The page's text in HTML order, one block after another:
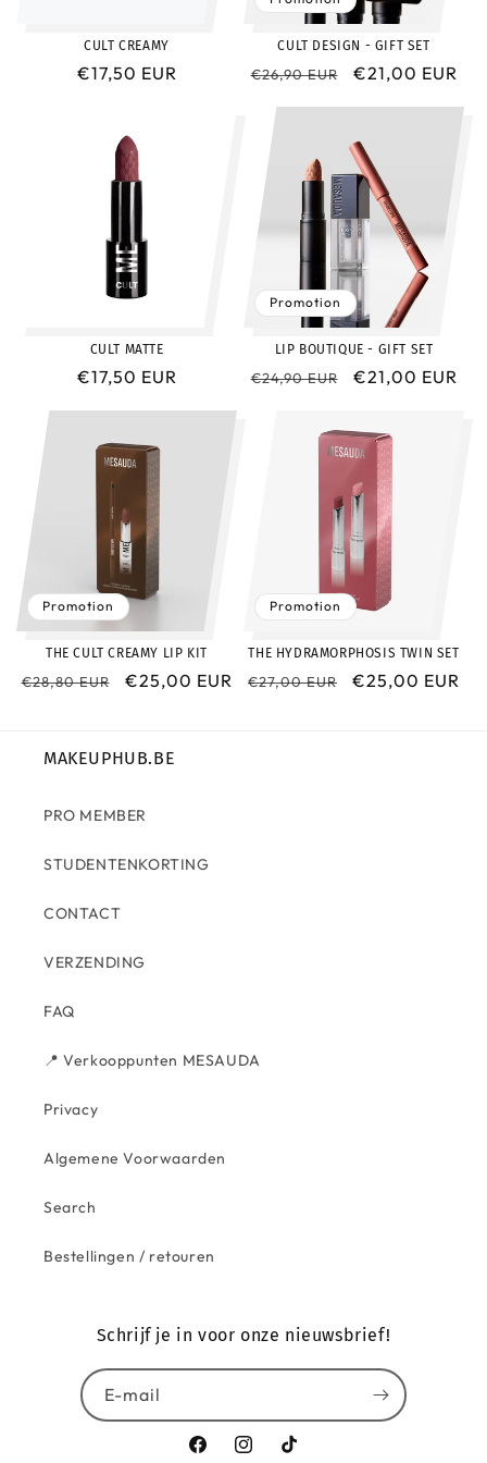
CULT CREAMY
Prix
€17,50 EUR
CULT DESIGN - GIFT SET
Prix
€26,90 EUR
Prix
€21,00 EUR
CULT MATTE
Prix
€17,50 EUR
Promotion
LIP BOUTIQUE - GIFT SET
Prix
€24,90 EUR
Prix
€21,00 EUR
Promotion
THE CULT CREAMY LIP KIT
Prix
€28,80 EUR
Prix
€25,00 EUR
Promotion
THE HYDRAMORPHOSIS TWIN SET
Prix
€27,00 EUR
Prix
€25,00 EUR
MAKEUPHUB.BE
PRO MEMBER
STUDENTENKORTING
CONTACT
VERZENDING
FAQ
📍 Verkooppunten MESAUDA
Privacy
Algemene Voorwaarden
Search
Bestellingen / retouren
Schrijf je in voor onze nieuwsbrief!
E-mail
FacebookInstagramTikTok